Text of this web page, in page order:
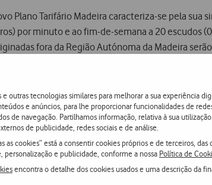
e outras tecnologias similares para melhorar a sua experiência
e anúncios, para lhe proporcionar funcionalidades de
de navegação. Partilhamos informação, relativa à sua
de publicidade, redes sociais e de análise.
as cookies” está a consentir cookies próprios e de terceiros, das
personalização e publicidade, conforme a nossa Política de
encontra o detalhe dos cookies usados e uma descrição da
Plano Tarifário Madeira caracteriza-se pela sua
por minuto e ao fim-de-semana a 20 escudos
fora da Região Autónoma da Madeira
representa uma poupança superior a 40%
para este mercado: a Vitamina
(14,96 euros) já carregados no cartão e um
e o Combi Madeira, que é
pressupõe um consumo mínimo mensal